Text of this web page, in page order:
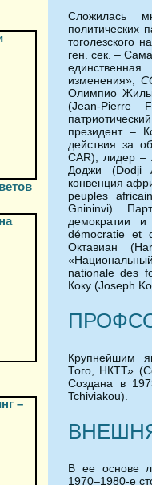
Сложилась
политических
тоголезского
ген. сек. –
изменения»,
Олимпио
(Jean-Pierre
президент –
действия за
CAR), лидер –
Доджи (Dodji
конвенция
peuples
Gnininvi).
демократии
démocratie et
Октавиан
nationale des
Коку (Joseph
Крупнейшим
Того, НКТТ»
Создана в
Tchiviakou).
В ее основе
1970–1980-е